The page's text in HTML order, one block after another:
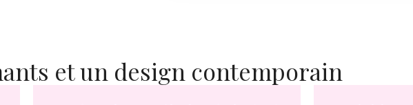
et un design contemporain